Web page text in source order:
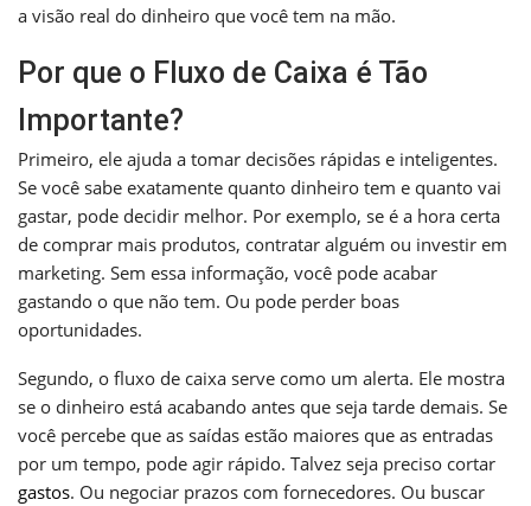
a visão real do dinheiro que você tem na mão.
Por que o Fluxo de Caixa é Tão
Importante?
Primeiro, ele ajuda a tomar decisões rápidas e inteligentes.
Se você sabe exatamente quanto dinheiro tem e quanto vai
gastar, pode decidir melhor. Por exemplo, se é a hora certa
de comprar mais produtos, contratar alguém ou investir em
marketing. Sem essa informação, você pode acabar
gastando o que não tem. Ou pode perder boas
oportunidades.
Segundo, o fluxo de caixa serve como um alerta. Ele mostra
se o dinheiro está acabando antes que seja tarde demais. Se
você percebe que as saídas estão maiores que as entradas
por um tempo, pode agir rápido. Talvez seja preciso cortar
gastos. Ou negociar prazos com fornecedores. Ou buscar